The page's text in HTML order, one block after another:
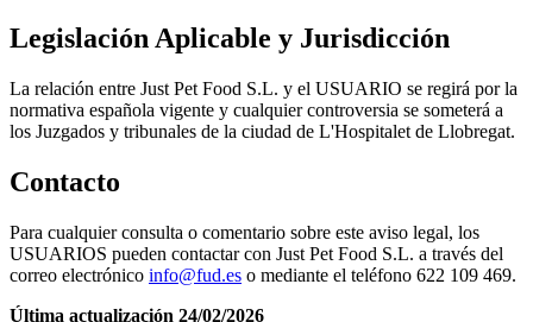
Legislación Aplicable y Jurisdicción
La relación entre Just Pet Food S.L. y el USUARIO se regirá por la
normativa española vigente y cualquier controversia se someterá a
los Juzgados y tribunales de la ciudad de L'Hospitalet de Llobregat.
Contacto
Para cualquier consulta o comentario sobre este aviso legal, los
USUARIOS pueden contactar con Just Pet Food S.L. a través del
correo electrónico info@fud.es o mediante el teléfono 622 109 469.
Última actualización 24/02/2026